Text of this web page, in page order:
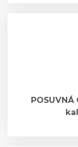
POSUVNÁ